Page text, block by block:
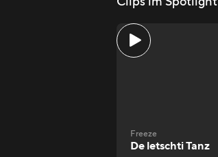
Freeze
De letschti Tanz